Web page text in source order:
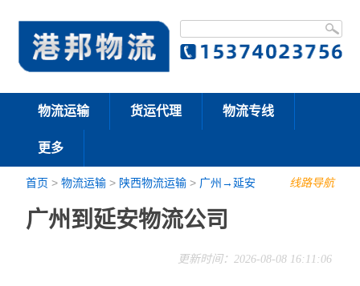
物流运输 货运代理 物流专线
更多
线路导航
首页 >物流运输 > 陕西物流运输 > 广州→延安
广州到延安物流公司
更新时间：2026-08-08 16:11:06